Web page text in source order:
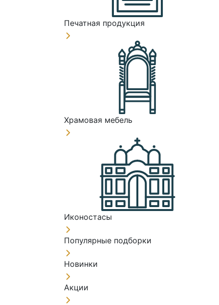
Печатная продукция
Храмовая мебель
Иконостасы
Популярные подборки
Новинки
Акции